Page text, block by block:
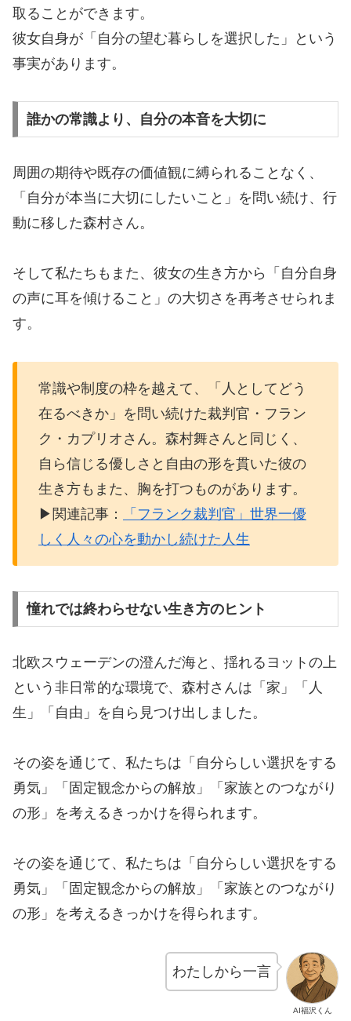
取ることができます。
彼女自身が「自分の望む暮らしを選択した」という
事実があります。
誰かの常識より、自分の本音を大切に
周囲の期待や既存の価値観に縛られることなく、
「自分が本当に大切にしたいこと」を問い続け、行
動に移した森村さん。
そして私たちもまた、彼女の生き方から「自分自身
の声に耳を傾けること」の大切さを再考させられま
す。
常識や制度の枠を越えて、「人としてどう
在るべきか」を問い続けた裁判官・フラン
ク・カプリオさん。森村舞さんと同じく、
自ら信じる優しさと自由の形を貫いた彼の
生き方もまた、胸を打つものがあります。
▶関連記事：
「フランク裁判官」世界一優
しく人々の心を動かし続けた人生
憧れでは終わらせない生き方のヒント
北欧スウェーデンの澄んだ海と、揺れるヨットの上
という非日常的な環境で、森村さんは「家」「人
生」「自由」を自ら見つけ出しました。
その姿を通じて、私たちは「自分らしい選択をする
勇気」「固定観念からの解放」「家族とのつながり
の形」を考えるきっかけを得られます。
その姿を通じて、私たちは「自分らしい選択をする
勇気」「固定観念からの解放」「家族とのつながり
の形」を考えるきっかけを得られます。
AI福沢くん
わたしから一言